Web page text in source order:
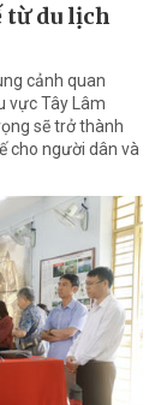
từ du lịch
cảnh quan
vực Tây Lâm
sẽ trở thành
cho người dân và